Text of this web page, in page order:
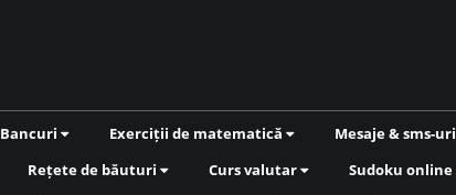
Bancuri Exerciții de matematică Mesaje & sms-uri
Rețete de băuturi Curs valutar Sudoku online